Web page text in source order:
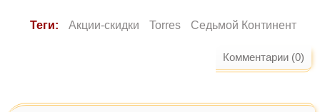
Теги: Акции-скидки Torres Седьмой Континент
Комментарии (0)